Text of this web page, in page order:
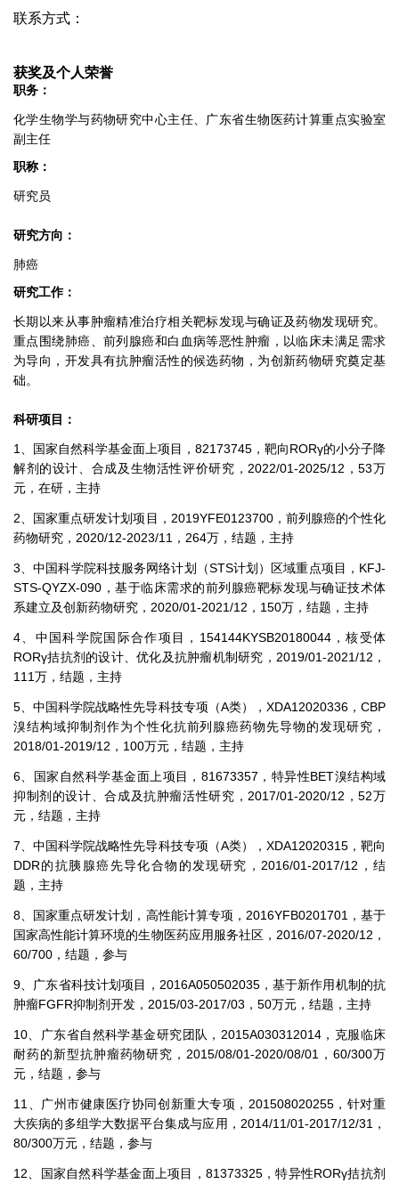
联系方式：
获奖及个人荣誉
职务：
化学生物学与药物研究中心主任、广东省生物医药计算重点实验室
副主任
职称：
研究员
研究方向：
肺癌
研究工作：
长期以来从事肿瘤精准治疗相关靶标发现与确证及药物发现研究。
重点围绕肺癌、前列腺癌和白血病等恶性肿瘤，以临床未满足需求
为导向，开发具有抗肿瘤活性的候选药物，为创新药物研究奠定基
础。
科研项目：
1、国家自然科学基金面上项目，82173745，靶向RORγ的小分子降
解剂的设计、合成及生物活性评价研究，2022/01-2025/12，53万
元，在研，主持
2、国家重点研发计划项目，2019YFE0123700，前列腺癌的个性化
药物研究，2020/12-2023/11，264万，结题，主持
3、中国科学院科技服务网络计划（STS计划）区域重点项目，KFJ-
STS-QYZX-090，基于临床需求的前列腺癌靶标发现与确证技术体
系建立及创新药物研究，2020/01-2021/12，150万，结题，主持
4、中国科学院国际合作项目，154144KYSB20180044，核受体
RORγ拮抗剂的设计、优化及抗肿瘤机制研究，2019/01-2021/12，
111万，结题，主持
5、中国科学院战略性先导科技专项（A类），XDA12020336，CBP
溴结构域抑制剂作为个性化抗前列腺癌药物先导物的发现研究，
2018/01-2019/12，100万元，结题，主持
6、国家自然科学基金面上项目，81673357，特异性BET溴结构域
抑制剂的设计、合成及抗肿瘤活性研究，2017/01-2020/12，52万
元，结题，主持
7、中国科学院战略性先导科技专项（A类），XDA12020315，靶向
DDR的抗胰腺癌先导化合物的发现研究，2016/01-2017/12，结
题，主持
8、国家重点研发计划，高性能计算专项，2016YFB0201701，基于
国家高性能计算环境的生物医药应用服务社区，2016/07-2020/12，
60/700，结题，参与
9、广东省科技计划项目，2016A050502035，基于新作用机制的抗
肿瘤FGFR抑制剂开发，2015/03-2017/03，50万元，结题，主持
10、广东省自然科学基金研究团队，2015A030312014，克服临床
耐药的新型抗肿瘤药物研究，2015/08/01-2020/08/01，60/300万
元，结题，参与
11、广州市健康医疗协同创新重大专项，201508020255，针对重
大疾病的多组学大数据平台集成与应用，2014/11/01-2017/12/31，
80/300万元，结题，参与
12、国家自然科学基金面上项目，81373325，特异性RORγ拮抗剂